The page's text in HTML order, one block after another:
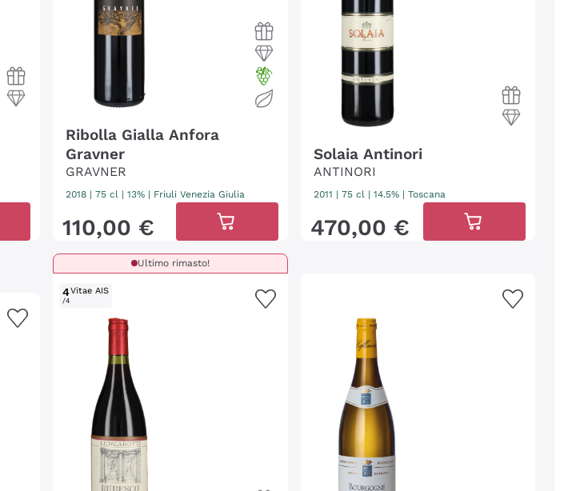
Ribolla Gialla Anfora
Gravner
GRAVNER
2018 |75 cl | 13% | Friuli Venezia Giulia
110,00 €
Solaia Antinori
ANTINORI
2011 | 75 cl | 14.5% | Toscana
470,00 €
Ultimo rimasto!
4
/4
Vitae AIS